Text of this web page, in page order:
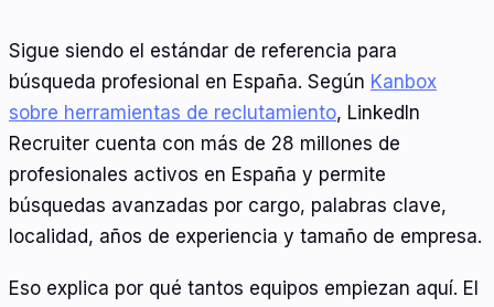
Sigue siendo el estándar de referencia para
búsqueda profesional en España. Según Kanbox
sobre herramientas de reclutamiento, LinkedIn
Recruiter cuenta con más de 28 millones de
profesionales activos en España y permite
búsquedas avanzadas por cargo, palabras clave,
localidad, años de experiencia y tamaño de empresa.
Eso explica por qué tantos equipos empiezan aquí. El